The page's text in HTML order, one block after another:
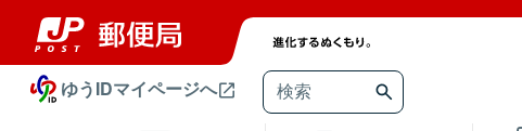
ゆうIDマイページへ